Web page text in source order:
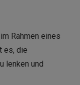
Rahmen eines
es, die
lenken und